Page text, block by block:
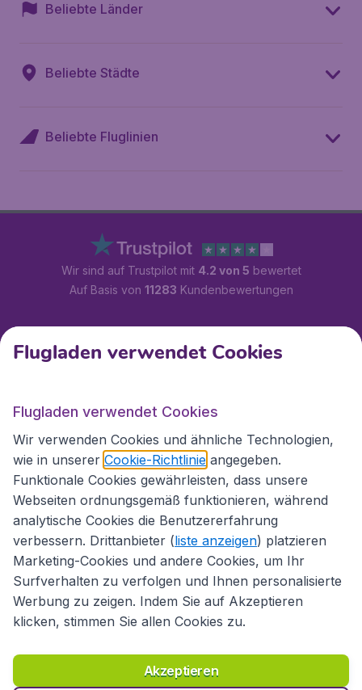
Beliebte Länder
Beliebte Städte
Beliebte Fluglinien
Wir sind auf Trustpilot mit 4.2 von 5 bewertet
Auf Basis von 11283 Kundenbewertungen
Kundenservice
Flugladen.at
Internationale Webseiten
Richtlinien und Bedingungen
Haftungsausschluss
Datenschutzerklärung
Cookies Copyright © 2026
Flugladen verwendet Cookies
Flugladen verwendet Cookies
Wir verwenden Cookies und ähnliche Technologien,
wie in unserer Cookie-Richtlinie angegeben.
Funktionale Cookies gewährleisten, dass unsere
Webseiten ordnungsgemäß funktionieren, während
analytische Cookies die Benutzererfahrung
verbessern. Drittanbieter (liste anzeigen) platzieren
Marketing-Cookies und andere Cookies, um Ihr
Surfverhalten zu verfolgen und Ihnen personalisierte
Werbung zu zeigen. Indem Sie auf Akzeptieren
klicken, stimmen Sie allen Cookies zu.
Akzeptieren